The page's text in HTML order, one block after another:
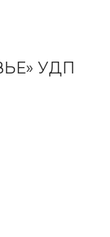
УДП